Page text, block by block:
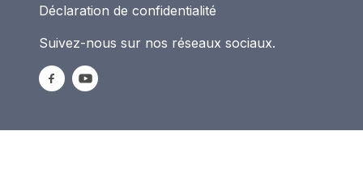
Déclaration de confidentialité
Suivez-nous sur nos réseaux sociaux.